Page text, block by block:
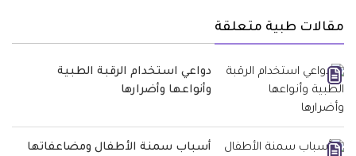
مقالات طبية متعلقة
دواعي استخدام الرقبة الطبية
وأنواعها وأضرارها
أسباب سمنة الأطفال ومضاعفاتها